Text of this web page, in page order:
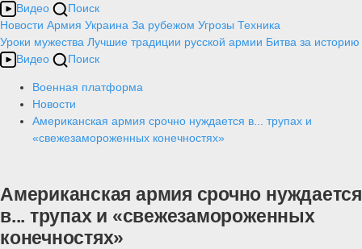
Видео
Поиск
Новости Армия Украина За рубежом Угрозы Техника
Уроки мужества Лучшие традиции русской армии Битва за историю
Видео
Поиск
Военная платформа
Новости
Американская армия срочно нуждается в... трупах и
«свежезамороженных конечностях»
Американская армия срочно нуждается
в... трупах и «свежезамороженных
конечностях»